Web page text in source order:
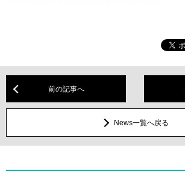
前の記事へ
News一覧へ戻る